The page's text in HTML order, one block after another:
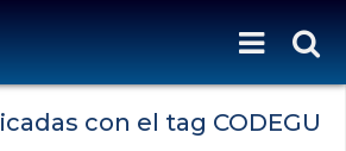
con el tag CODEGU